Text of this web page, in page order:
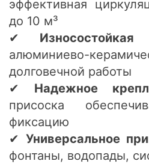
эффективная
до 10 м³
✔ Износостойкая
алюминиево-
долговечной работы
✔ Надежное
присоска
фиксацию
✔ Универсальное
фонтаны, водопады,